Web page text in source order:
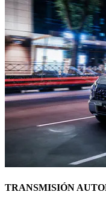
TRANSMISIÓN